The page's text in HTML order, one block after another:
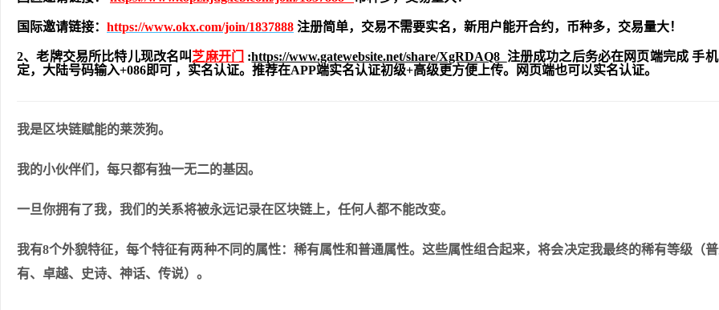
国际邀请链接： https://www.okx.com/join/1837888 注册简单，交易不需要实名，新用户能开合约， 币种多，交易量大！
2、老牌交易所比特儿现改名叫 芝麻开门 :https://www.gatewebsite.net/share/XgRDAQ8 注册成功之后务必在网页端完成 手
定，大陆号码输入+086即可 ，实名认证。推荐在APP端实名认证初级+高级更方便上传。网页端也可以实名认证。
我是区块链赋能的莱茨狗。
我的小伙伴们，每只都有独一无二的基因。
一旦你拥有了我，我们的关系将被永远记录在区块链上，任何人都不能改变。
我有8个外貌特征，每个特征有两种不同的属性：稀有属性和普通属性。这些属性组合起来，将会决定我最终的稀有等级（
有、卓越、史诗、神话、传说）。